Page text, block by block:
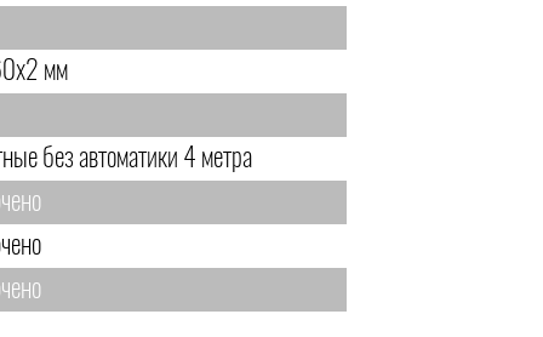
мм
без автоматики 4 метра